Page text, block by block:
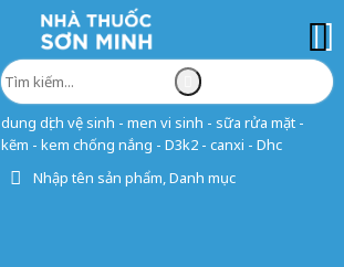
dung dịch vệ sinh - men vi sinh - sữa rửa mặt -
kẽm - kem chống nắng - D3k2 - canxi - Dhc
Nhập tên sản phẩm, Danh mục